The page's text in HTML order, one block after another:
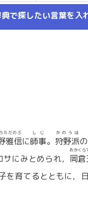
で探したい言葉を入
雅信
ただのぶ
に師事
しじ
。 狩野派
かのうは
の
にみとめられ， 岡
おかくら
を育てるとともに，